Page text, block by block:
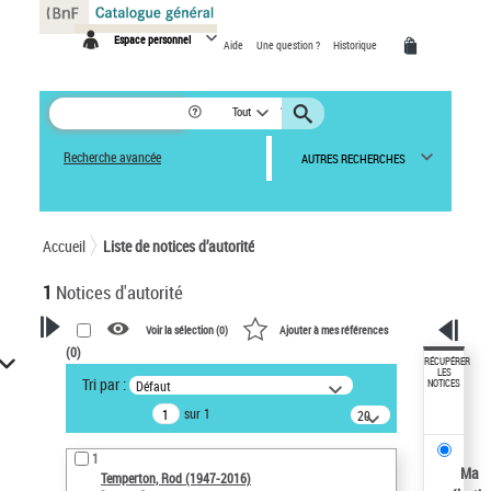
Espace personnel Aide Une question ? Historique
Tout
Recherche avancée AUTRES RECHERCHES
Accueil Liste de notices d’autorité
1 Notices d'autorité
VOTRE RECHERCHE
Recherche avancée dans les
notices d’autorité
Œuvres liées à l'auteur :
Temperton, Rod (1947-2016)
Voir la sélection (0) Ajouter à mes références
(0)
Tri par : Défaut
sur 1
20
résultats/page
1
Temperton, Rod (1947-2016)
RÉCUPÉRER
LES
NOTICES
Ma
Panneau de gestion des cookies